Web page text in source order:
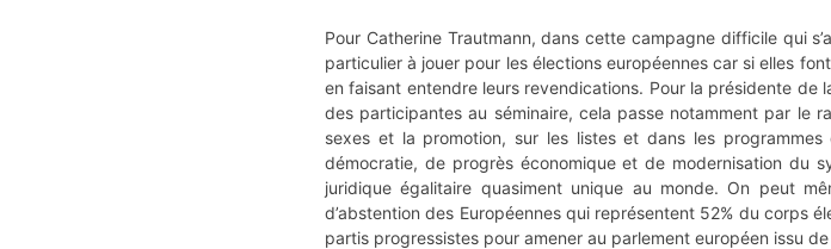
Pour Catherine Trautmann, dans cette campagne difficile qui
particulier à jouer pour les élections européennes car si elles
en faisant entendre leurs revendications. Pour la présidente de
des participantes au séminaire, cela passe notamment par le
sexes et la promotion, sur les listes et dans les
démocratie, de progrès économique et de modernisation du
juridique égalitaire quasiment unique au monde. On peut
d’abstention des Européennes qui représentent 52% du corps
partis progressistes pour amener au parlement européen issu